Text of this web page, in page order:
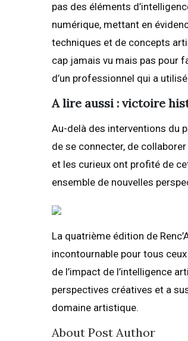
pas des éléments
numérique, mettant en
techniques et de concepts
cap jamais vu mais pas pour
d’un professionnel qui a
A lire aussi : victoire
Au-delà des interventions du
de se connecter, de
et les curieux ont profité de
ensemble de nouvelles
La quatrième édition de
incontournable pour tous
de l’impact de l’intelligence
perspectives créatives et a
domaine artistique.
About Post Author